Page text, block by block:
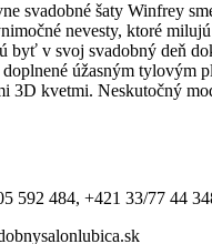
svadobné šaty Winfrey
nevesty, ktoré
byť v svoj svadobný deň
úžasným tylovým
3D kvetmi. Neskutočný
592 484, +421 33/77 44